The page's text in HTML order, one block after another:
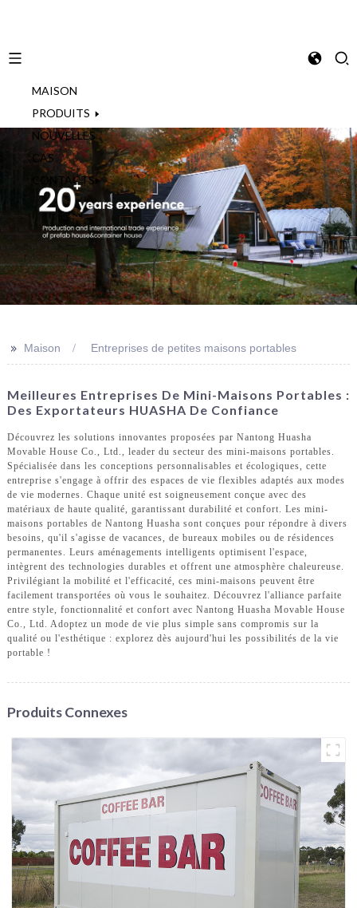
MAISON
PRODUITS
NOUVELLES
CAS
CONTACTS
>> Maison Entreprises de petites maisons portables
Meilleures Entreprises De Mini-Maisons Portables :
Des Exportateurs HUASHA De Confiance
Découvrez les solutions innovantes proposées par Nantong Huasha
Movable House Co., Ltd., leader du secteur des mini-maisons portables.
Spécialisée dans les conceptions personnalisables et écologiques, cette
entreprise s'engage à offrir des espaces de vie flexibles adaptés aux modes
de vie modernes. Chaque unité est soigneusement conçue avec des
matériaux de haute qualité, garantissant durabilité et confort. Les mini-
maisons portables de Nantong Huasha sont conçues pour répondre à divers
besoins, qu'il s'agisse de vacances, de bureaux mobiles ou de résidences
permanentes. Leurs aménagements intelligents optimisent l'espace,
intègrent des technologies durables et offrent une atmosphère chaleureuse.
Privilégiant la mobilité et l'efficacité, ces mini-maisons peuvent être
facilement transportées où vous le souhaitez. Découvrez l'alliance parfaite
entre style, fonctionnalité et confort avec Nantong Huasha Movable House
Co., Ltd. Adoptez un mode de vie plus simple sans compromis sur la
qualité ou l'esthétique : explorez dès aujourd'hui les possibilités de la vie
portable !
Produits Connexes